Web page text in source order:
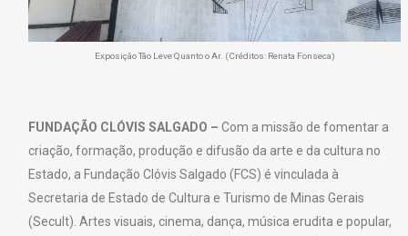
Exposição Tão Leve Quanto o Ar. (Créditos: Renata Fonseca)
FUNDAÇÃO CLÓVIS SALGADO – Com a missão de fomentar a
criação, formação, produção e difusão da arte e da cultura no
Estado, a Fundação Clóvis Salgado (FCS) é vinculada à
Secretaria de Estado de Cultura e Turismo de Minas Gerais
(Secult). Artes visuais, cinema, dança, música erudita e popular,